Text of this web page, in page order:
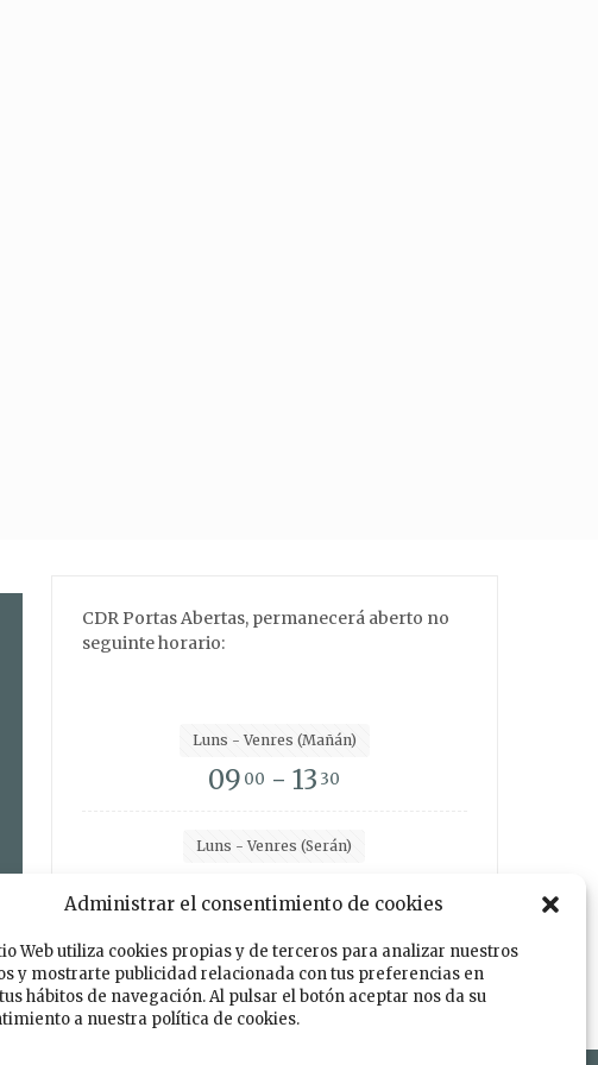
Administrar el consentimiento de cookies
Web utiliza cookies propias y de terceros para analizar nuestros
y mostrarte publicidad relacionada con tus preferencias en
hábitos de navegación. Al pulsar el botón aceptar nos da su
a nuestra política de cookies.
CDR Portas Abertas, permanecerá aberto no
seguinte horario:
Luns - Venres (Mañán)
09 00 - 13 30
Luns - Venres (Serán)
Facebook Instagram Twitter TikTok